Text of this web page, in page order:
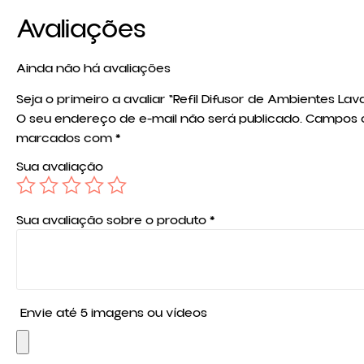
Avaliações
Ainda não há avaliações
Seja o primeiro a avaliar “Refil Difusor de Ambientes
O seu endereço de e-mail não será publicado.Campos
marcados com*
Sua avaliação
Sua avaliação sobre o produto*
Envie até 5 imagens ou vídeos